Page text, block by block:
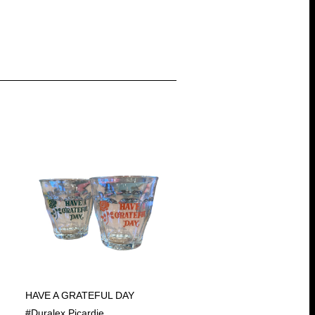
HAVE A GRATEFUL DAY